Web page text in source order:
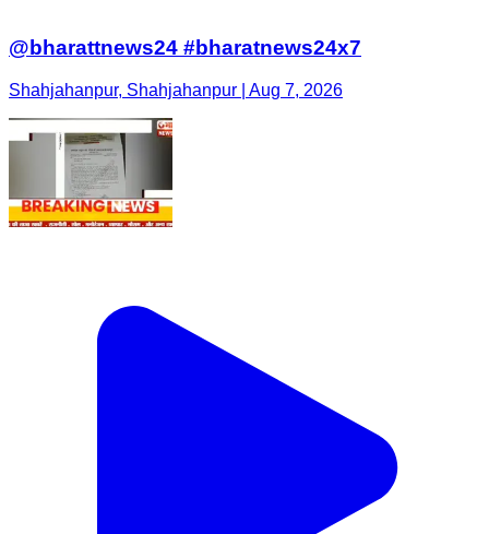
@bharattnews24 #bharatnews24x7
Shahjahanpur, Shahjahanpur | Aug 7, 2026